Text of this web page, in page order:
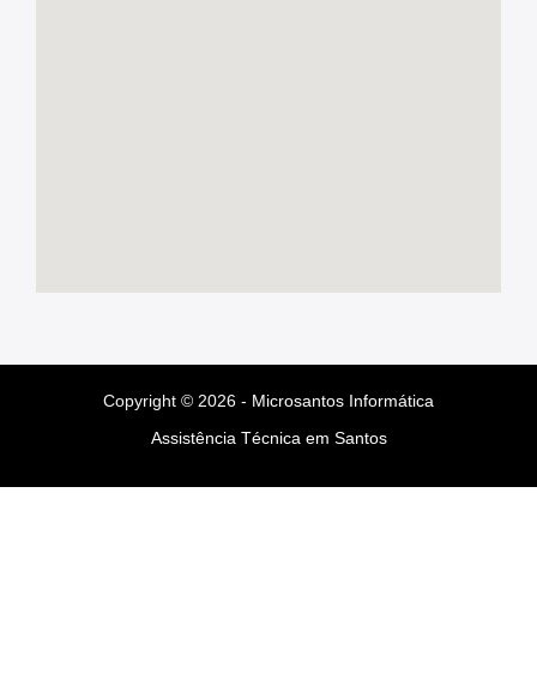
Copyright © 2026 - Microsantos Informática
Assistência Técnica em Santos